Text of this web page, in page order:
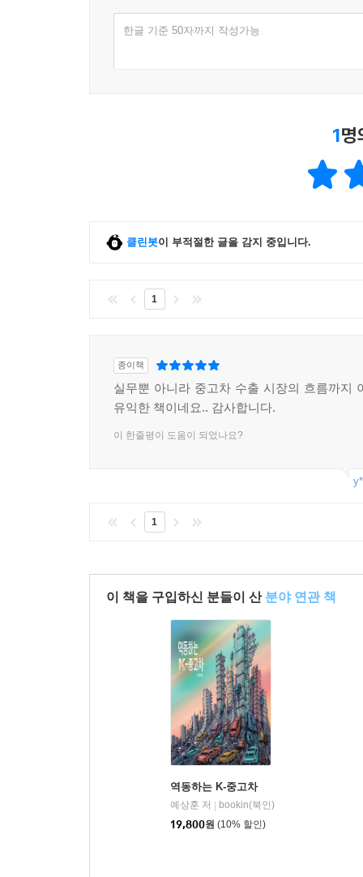
한글 기준 50자까지 작성가능
1명
클린봇이 부적절한 글을 감지 중입니다.
1
종이책
실무뿐 아니라 중고차 수출 시장의 흐름까지
유익한 책이네요.. 감사합니다.
이 한줄평이 도움이 되었나요?
1
이 책을 구입하신 분들이 산 분야 연관 책
역동하는 K-중고차
예상훈 저
bookin(북인)
19,800원 (10% 할인)